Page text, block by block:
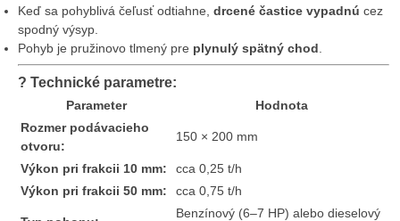
Keď sa pohyblivá čeľusť odtiahne, drcené častice vypadnú cez
spodný výsyp.
Pohyb je pružinovo tlmený pre plynulý spätný chod
? Technické parametre:
Parameter
Hodnota
Rozmer podávacieho
otvoru:
150 × 200 mm
Výkon pri frakcii 10 mm:
cca 0,25 t/h
Výkon pri frakcii 50 mm:
cca 0,75 t/h
Benzínový (6–7 HP) alebo dieselový